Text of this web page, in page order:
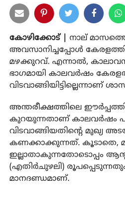
കോഴിക്കോട് |
നാല്
അവസാനിച്ചപ്പോള്‍
മഴക്കുറവ്. എന്നാല്‍,
ഭാഗമായി കാലവര്‍ഷം
വിടവാങ്ങിയിട്ടില്ലെന്നാണ്
അന്തരീക്ഷത്തിലെ
കുറയുന്നതാണ് കാലവര്‍ഷം
വിടവാങ്ങിയതിന്റെ മുഖ്യ
കണക്കാക്കുന്നത്. കൂടാതെ,
ഇല്ലാതാകുന്നതോടൊപ്പം
(എതിര്‍ചുഴലി)
മാനദണ്ഡമാണ്.